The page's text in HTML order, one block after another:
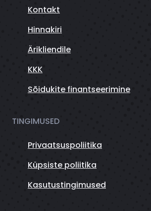
Kontakt
Hinnakiri
Ärikliendile
KKK
Sõidukite finantseerimine
TINGIMUSED
Privaatsuspoliitika
Küpsiste poliitika
Kasutustingimused